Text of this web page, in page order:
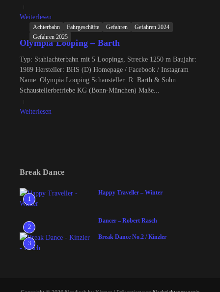
Weiterlesen
Achterbahn Fahrgeschäfte Gefahren
Gefahren 2024
Gefahren 2025
Olympia Looping – Barth
Typ: Stahlachterbahn mit 5 Loopings, Strecke 1250 m Baujahr:
1989 Hersteller: BHS (D) Homepage / Facebook / Instagram
Name: Olympia Looping Schausteller: R. Barth & Sohn
Schaustellerbetriebe KG (Bonn-München) Maße...
Weiterlesen
Break Dance
1
Happy Traveller – Winter
2
Dancer – Robert Rasch
3
Break Dance No.2 / Kinzler